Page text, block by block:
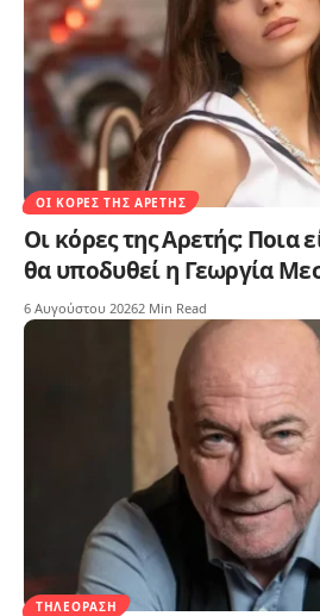
ΟΙ ΚΌΡΕΣ ΤΗΣ ΑΡΕΤΉΣ
Οι κόρες της Αρετής: Ποια
θα υποδυθεί η Γεωργία
6 Αυγούστου 20262 Min Read
ΤΗΛΕΌΡΑΣΗ